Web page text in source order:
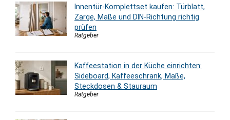
Innentür-Komplettset kaufen: Türblatt,
Zarge, Maße und DIN-Richtung richtig
prüfen
Ratgeber
Kaffeestation in der Küche einrichten:
Sideboard, Kaffeeschrank, Maße,
Steckdosen & Stauraum
Ratgeber